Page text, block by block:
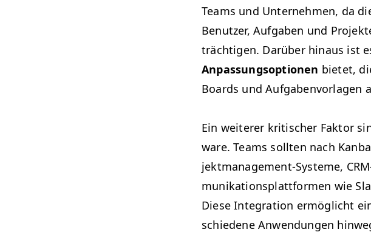
Teams und Unternehmen, da
Benutzer, Auf­gaben und
trächti­gen. Darüber hin­aus ist
Anpas­sung­sop­tio­nen bietet,
Boards und Auf­gaben­vor­la­gen
Ein weit­er­er kri­tis­ch­er Fak­tor
ware. Teams soll­ten nach
jek­t­man­age­ment-Sys­teme,
mu­nika­tion­splat­tfor­men wie
Diese Inte­gra­tion ermöglicht
schiedene Anwen­dun­gen